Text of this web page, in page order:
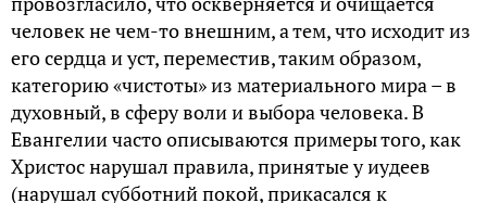
человек не чем-то внешним, а тем, что исходит из
его сердца и уст, переместив, таким образом,
категорию «чистоты» из материального мира – в
духовный, в сферу воли и выбора человека. В
Евангелии часто описываются примеры того, как
Христос нарушал правила, принятые у иудеев
(нарушал субботний покой, прикасался к